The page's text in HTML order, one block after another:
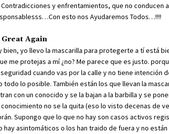
y enfrentamientos, que no conducen
esto nos Ayudaremos Todos…!!!!
Again
bien, yo llevo la mascarilla para protegerte a tí está
me protejas a mí ¿no? Me parece que es justo.
cuando vas por la calle y no tiene intención
todo lo posible. También están los que llevan la
con un conocido y se la bajan a la barbilla y se
no se la quita (eso lo visto decenas de
Supongo que lo que no hay son casos activos
hay asintomáticos o los han traido de fuera y no